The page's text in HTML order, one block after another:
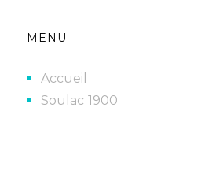
MENU
Accueil
Soulac 1900